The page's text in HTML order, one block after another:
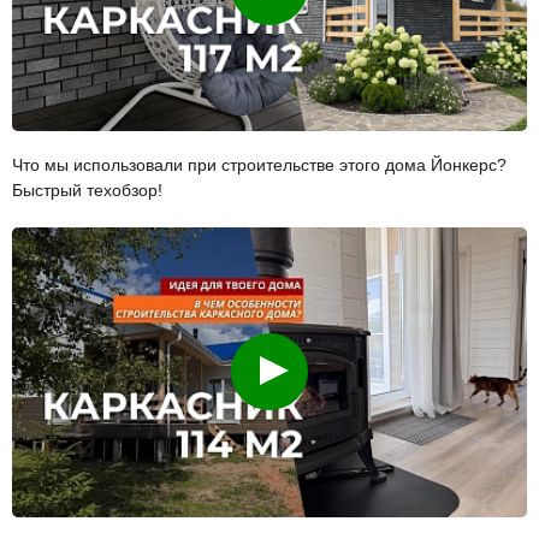
Что мы использовали при строительстве этого дома Йонкерс?
Быстрый техобзор!
Смотреть